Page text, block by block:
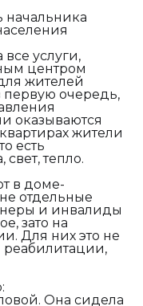
начальника
услуги,
центром
жителей
первую очередь,
оказываются
жители
есть
тепло.
в доме-
отдельные
и инвалиды
зато на
Для них это не
реабилитации,
Она сидела